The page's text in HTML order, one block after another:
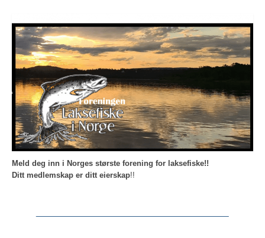
Meld deg inn i Norges største forening for laksefiske!!
Ditt medlemskap er ditt eierskap!!